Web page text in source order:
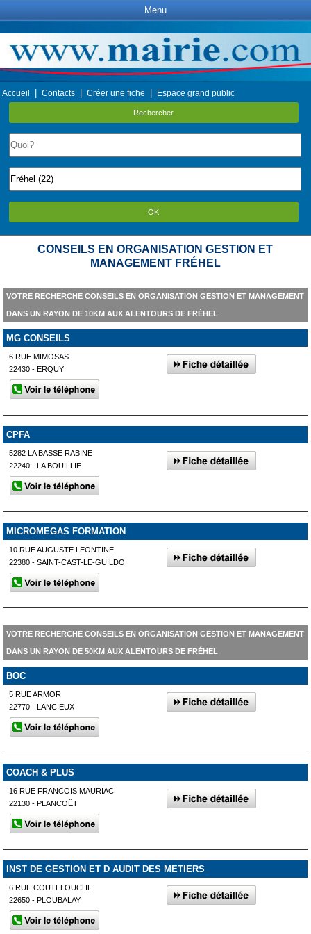
Menu
Accueil Contacts Créer une fiche Espace grand public
Rechercher
OK
CONSEILS EN ORGANISATION GESTION ET
MANAGEMENT FRÉHEL
VOTRE RECHERCHE CONSEILS EN ORGANISATION GESTION ET MANAGEMENT
DANS UN RAYON DE 10KM AUX ALENTOURS DE FRÉHEL
MG CONSEILS
6 RUE MIMOSAS
22430 - ERQUY
CPFA
5282 LA BASSE RABINE
22240 - LA BOUILLIE
MICROMEGAS FORMATION
10 RUE AUGUSTE LEONTINE
22380 - SAINT-CAST-LE-GUILDO
VOTRE RECHERCHE CONSEILS EN ORGANISATION GESTION ET MANAGEMENT
DANS UN RAYON DE 50KM AUX ALENTOURS DE FRÉHEL
BOC
5 RUE ARMOR
22770 - LANCIEUX
COACH & PLUS
16 RUE FRANCOIS MAURIAC
22130 - PLANCOËT
INST DE GESTION ET D AUDIT DES METIERS
6 RUE COUTELOUCHE
22650 - PLOUBALAY